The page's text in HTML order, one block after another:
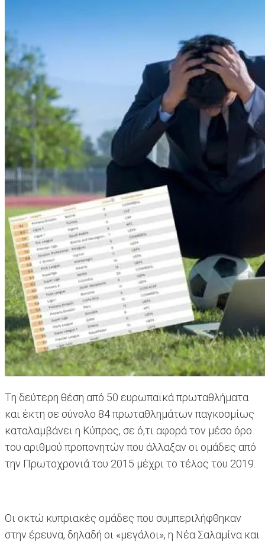
Tη δεύτερη θέση από 50 ευρωπαϊκά πρωταθλήματα
και έκτη σε σύνολο 84 πρωταθλημάτων παγκοσμίως
καταλαμβάνει η Κύπρος, σε ό,τι αφορά τον μέσο όρο
του αριθμού προπονητών που άλλαξαν οι ομάδες από
την Πρωτοχρονιά του 2015 μέχρι το τέλος του 2019.
Οι οκτώ κυπριακές ομάδες που συμπεριλήφθηκαν
στην έρευνα, δηλαδή οι «μεγάλοι», η Νέα Σαλαμίνα και